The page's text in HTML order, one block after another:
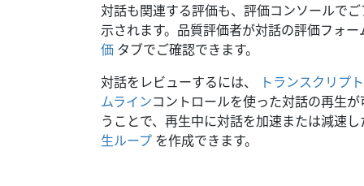
対話も関連する評価も、評価コンソールで
示されます。品質評価者が対話の評価フォ
価 タブでご確認できます。
対話をレビューするには、
トランスクリプ
ムラインコントロールを使った対話の再生
うことで、再生中に対話を加速または減速
生ループ を作成できます。